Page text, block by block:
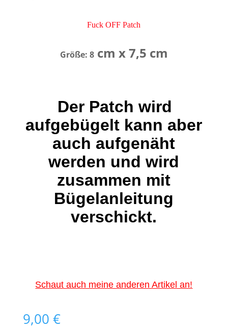
Fuck OFF Patch
Größe: 8cm x 7,5 cm
Der Patch wird
aufgebügelt kann aber
auch aufgenäht
werden und wird
zusammen mit
Bügelanleitung
verschickt.
Schaut auch meine anderen Artikel an!
9,00 €